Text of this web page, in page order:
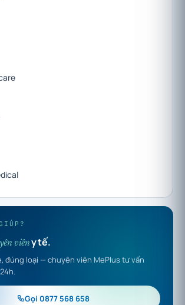
viêny tế.
đúng loại — chuyên viên MePlus tư vấn
Gọi 0877 568 658